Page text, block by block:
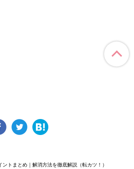
トまとめ｜解消方法を徹底解説（転カツ！）